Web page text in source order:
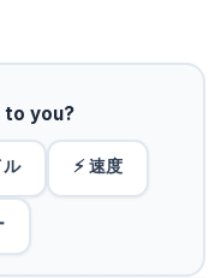
you?
⚡ 速度